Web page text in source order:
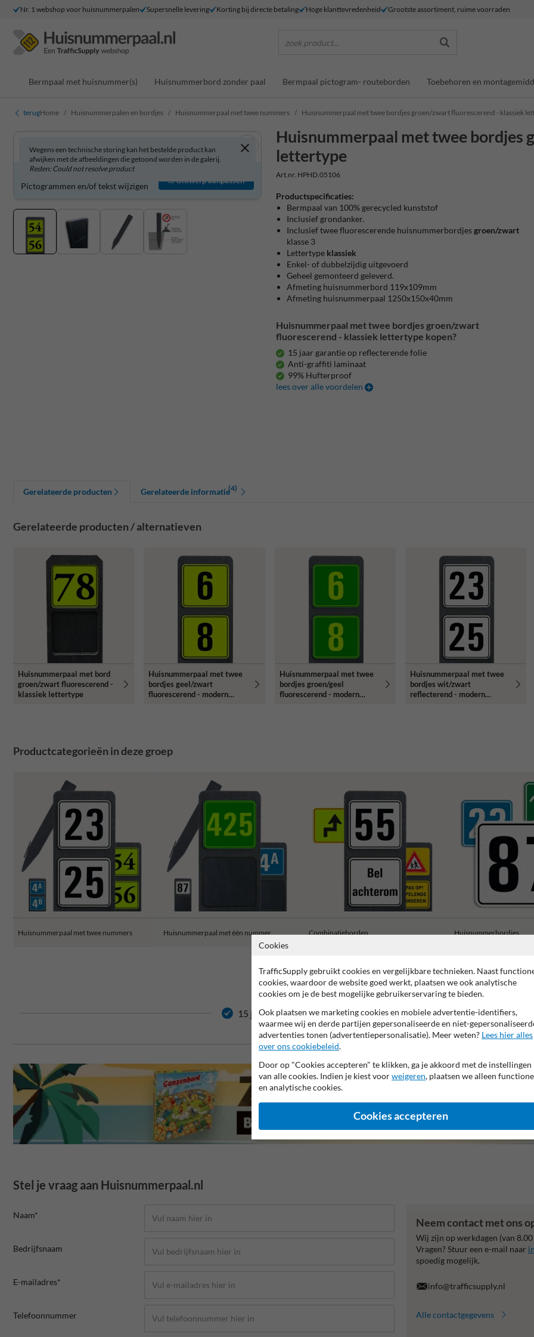
Nr. 1 webshop voor huisnummerpalen Supersnelle levering Korting bij directe betaling Hoge klanttevredenheid Grootste assortiment, ruime voorraden
zoek product...
Bermpaal met huisnummer(s) Huisnummerbord zonder paal Bermpaal pictogram- routeborden Toebehoren en
terugHome Huisnummerpalen en bordjes Huisnummerpaal met twee nummers Huisnummerpaal met twee bordjes groen/zwart fluorescerend - klassiek
Huisnummerpaal met twee bordjes
lettertype
Art.nr. HPHD.05106
Wegens een technische storing kan het bestelde product kan
afwijken met de afbeeldingen die getoond worden in de galerij.
Reden: Could not resolve product
Product zelf aanpassen?
Pictogrammen en/of tekst wijzigen
Ontwerp aanpassen
Productspecificaties:
Bermpaal van 100% gerecycled kunststof
Inclusief grondanker.
Inclusief twee fluorescerende huisnummerbordjesgroen/zwart
klasse 3
Lettertype klassiek
Enkel- of dubbelzijdig uitgevoerd
Geheel gemonteerd geleverd.
Afmeting huisnummerbord 119x109mm
Afmeting huisnummerpaal 1250x150x40mm
Huisnummerpaal met twee bordjes groen/zwart
fluorescerend - klassiek lettertype kopen?
15 jaar garantie op reflecterende folie
Anti-graffiti laminaat
99% Hufterproof
lees over alle voordelen
Gerelateerde producten Gerelateerde informatie(4)
Gerelateerde producten / alternatieven
Huisnummerpaal met bord
groen/zwart fluorescerend -
klassiek lettertype
Huisnummerpaal met twee
bordjes geel/zwart
fluorescerend - modern
Huisnummerpaal met twee
bordjes groen/geel
fluorescerend - modern
Huisnummerpaal met twee
bordjes wit/zwart
reflecterend - modern
Productcategorieën in deze groep
Huisnummerpaal met twee nummers Huisnummerpaal met één nummer Combinatieborden Huisnummerbordjes
15 jaar garantie op reflecterende folie Anti-graffiti laminaat 99%
Stel je vraag aan Huisnummerpaal.nl
Naam*
Bedrijfsnaam
E-mailadres*
Telefoonnummer
Neem contact met ons
Wij zijn op werkdagen (van
Vragen? Stuur een e-mail naar
spoedig mogelijk.
info@trafficsupply.nl
Alle contactgegevens
Cookies
TrafficSupply gebruikt cookies en vergelijkbare technieken. Naast
cookies, waardoor de website goed werkt, plaatsen we ook analytische
cookies om je de best mogelijke gebruikerservaring te bieden.
Ook plaatsen we marketing cookies en mobiele advertentie-identifiers,
waarmee wij en derde partijen gepersonaliseerde en niet-
advertenties tonen (advertentiepersonalisatie). Meer weten? Lees hier alles
over ons cookiebeleid.
Door op "Cookies accepteren" te klikken, ga je akkoord met de instellingen
van alle cookies. Indien je kiest voorweigeren, plaatsen we alleen
en analytische cookies.
Cookies accepteren